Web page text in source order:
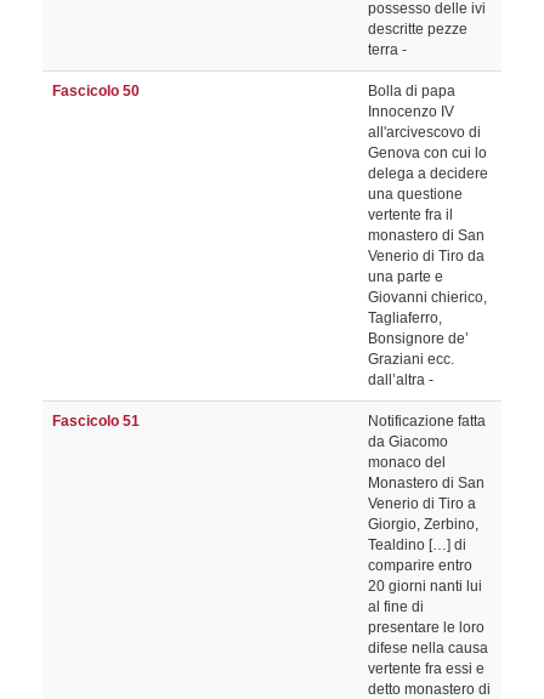
possesso delle ivi
descritte pezze
terra -
Fascicolo 50
Bolla di papa
Innocenzo IV
all'arcivescovo di
Genova con cui lo
delega a decidere
una questione
vertente fra il
monastero di San
Venerio di Tiro da
una parte e
Giovanni chierico,
Tagliaferro,
Bonsignore de’
Graziani ecc.
dall’altra -
Fascicolo 51
Notificazione fatta
da Giacomo
monaco del
Monastero di San
Venerio di Tiro a
Giorgio, Zerbino,
Tealdino […] di
comparire entro
20 giorni nanti lui
al fine di
presentare le loro
difese nella causa
vertente fra essi e
detto monastero di